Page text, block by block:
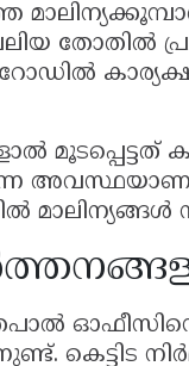
തോതിൽ
മൂടപ്പെട്ടത്
തപാൽ
കെട്ടിട